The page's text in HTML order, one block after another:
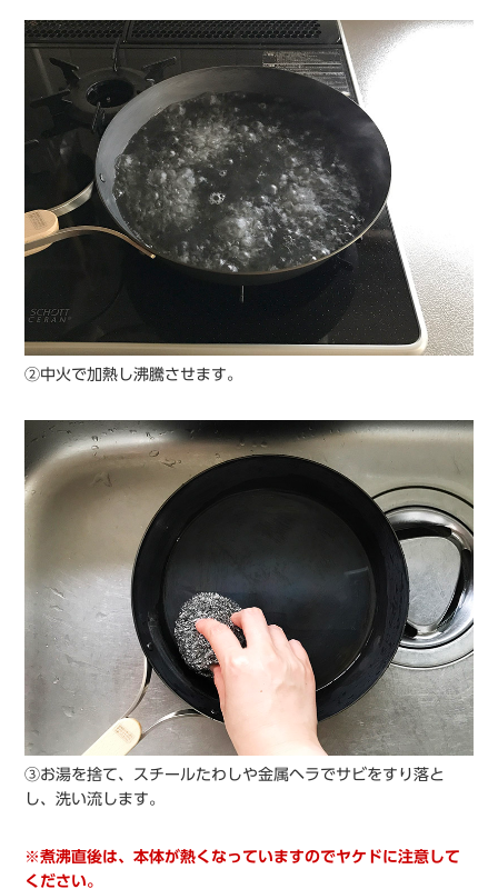
②中火で加熱し沸騰させます。
③お湯を捨て、スチールたわしや金属ヘラでサビをすり落と
し、洗い流します。
※煮沸直後は、本体が熱くなっていますのでヤケドに注意して
ください。